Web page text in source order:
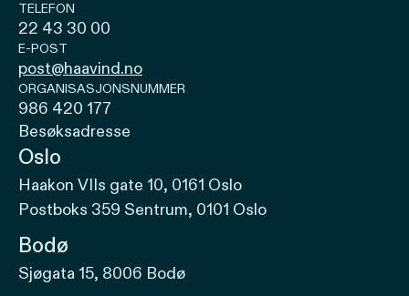
TELEFON
22 43 30 00
E-POST
post@haavind.no
ORGANISASJONSNUMMER
986 420 177
Besøksadresse
Oslo
Haakon VIIs gate 10, 0161 Oslo
Postboks 359 Sentrum, 0101 Oslo
Bodø
Sjøgata 15, 8006 Bodø